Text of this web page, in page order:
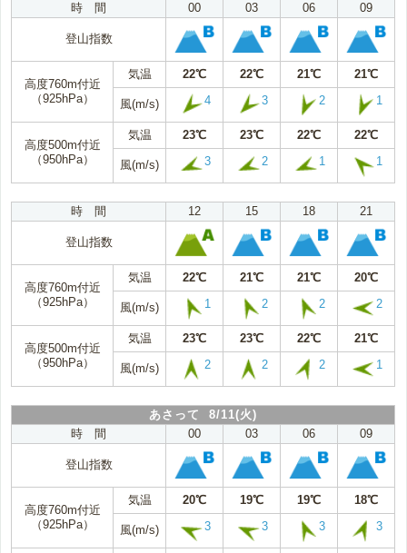
時 間
00 03 06 09
登山指数
高度760m付近
（925hPa）
気温 22℃ 22℃ 21℃ 21℃
風(m/s) 4 3 2 1
高度500m付近
（950hPa）
気温 23℃ 23℃ 22℃ 22℃
風(m/s) 3 2 1 1
時 間 12 15 18 21
登山指数
高度760m付近
（925hPa）
気温 22℃ 21℃ 21℃ 20℃
風(m/s) 1 2 2 2
高度500m付近
（950hPa）
気温 23℃ 23℃ 22℃ 21℃
風(m/s) 2 2 2 1
あさって 8/11(火)
時 間
00 03 06 09
登山指数
高度760m付近
（925hPa）
気温 20℃ 19℃ 19℃ 18℃
風(m/s) 3 3 3 3